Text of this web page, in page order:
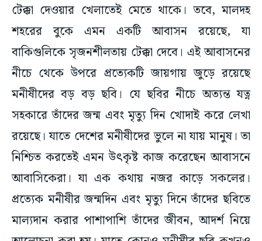
টেক্কা দেওয়ার খেলাতেই মেতে থাকে। তবে, মালদহ
শহরের বুকে এমন একটি আবাসন রয়েছে, যা
বাকিগুলিকে সৃজনশীলতায় টেক্কা দেবে। এই আবাসনের
নীচে থেকে উপরে প্রত্যেকটি জায়গায় জুড়ে রয়েছে
মনীষীদের বড় বড় ছবি। যে ছবির নীচে অত্যন্ত যত্ন
সহকারে তাঁদের জন্ম এবং মৃত্যু দিন খোদাই করে লেখা
রয়েছে। যাতে দেশের মনীষীদের ভুলে না যায় মানুষ। তা
নিশ্চিত করতেই এমন উৎকৃষ্ট কাজ করেছেন আবাসনে
আবাসিকেরা। যা এক কথায় নজর কাড়ে সকলের।
প্রত্যেক মনীষীর জন্মদিন এবং মৃত্যু দিনে তাঁদের ছবিতে
মাল্যদান করার পাশাপাশি তাঁদের জীবন, আদর্শ নিয়ে